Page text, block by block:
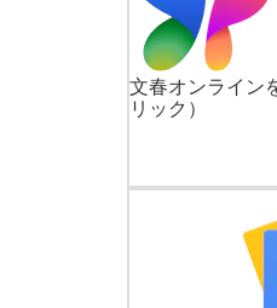
文春オンライン
リック）